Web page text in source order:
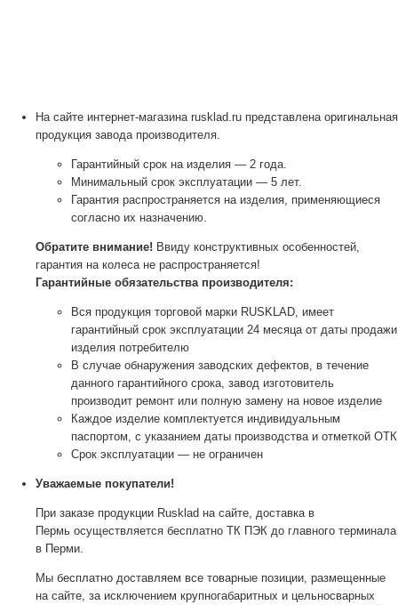
На сайте интернет-магазина rusklad.ru представлена оригинальная
продукция завода производителя.
Гарантийный срок на изделия — 2 года.
Минимальный срок эксплуатации — 5 лет.
Гарантия распространяется на изделия, применяющиеся
согласно их назначению.
Обратите внимание! Ввиду конструктивных особенностей,
гарантия на колеса не распространяется!
Гарантийные обязательства производителя:
Вся продукция торговой марки RUSKLAD, имеет
гарантийный срок эксплуатации 24 месяца от даты продажи
изделия потребителю
В случае обнаружения заводских дефектов, в течение
данного гарантийного срока, завод изготовитель
производит ремонт или полную замену на новое изделие
Каждое изделие комплектуется индивидуальным
паспортом, с указанием даты производства и отметкой ОТК
Срок эксплуатации — не ограничен
Уважаемые покупатели!
При заказе продукции Rusklad на сайте, доставка в
Пермь осуществляется бесплатно ТК ПЭК до главного терминала
в Перми.
Мы бесплатно доставляем все товарные позиции, размещенные
на сайте, за исключением крупногабаритных и цельносварных